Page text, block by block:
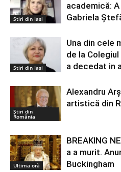
Stiri din Iasi
academică:
Gabriela
Stiri din Iasi
Una din cele
de la Colegiul
a decedat in
Știri din
România
Alexandru
artistică din
Ultima oră
BREAKING
a a murit.
Buckingham